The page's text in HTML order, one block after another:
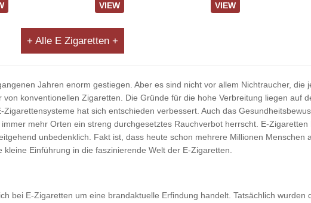
VIEW VIEW
+ Alle E Zigaretten +
Jahren enorm gestiegen. Aber es sind nicht vor allem Nichtraucher, die
konventionellen Zigaretten. Die Gründe für die hohe Verbreitung liegen auf
hat sich entschieden verbessert. Auch das
mehr Orten ein streng durchgesetztes Rauchverbot herrscht. E-Zigaretten
unbedenklich. Fakt ist, dass heute schon mehrere Millionen Menschen
Einführung in die faszinierende Welt der E-Zigaretten.
bei E-Zigaretten um eine brandaktuelle Erfindung handelt. Tatsächlich wurden